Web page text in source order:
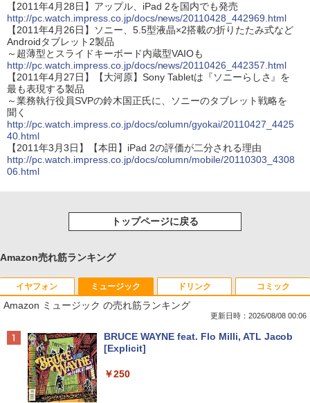
【2011年4月28日】アップル、iPad 2を国内でも発売
http://pc.watch.impress.co.jp/docs/news/20110428_442969.html
【2011年4月26日】ソニー、5.5型液晶×2搭載の折りたたみ式など
Androidタブレット2製品
～超薄型とスライドキーボード内蔵型VAIOも
http://pc.watch.impress.co.jp/docs/news/20110426_442357.html
【2011年4月27日】【大河原】Sony Tabletは『ソニーらしさ』を
最も表現する製品
～業務執行役員SVPの鈴木国正氏に、ソニーのタブレット戦略を
聞く
http://pc.watch.impress.co.jp/docs/column/gyokai/20110427_4425
40.html
【2011年3月3日】【本田】iPad 2の評価が二分される理由
http://pc.watch.impress.co.jp/docs/column/mobile/20110303_4308
06.html
トップページに戻る
Amazon売れ筋ランキング
イヤフォン
Anker Soundcore P40i オフホワイト
ミュージック
Amazon ミュージック の売れ筋ランキング
更新日時：2026/08/08 00:06
BRUCE WAYNE feat. Flo Milli, ATL Jacob
[Explicit]
￥250
ドリンク コミック